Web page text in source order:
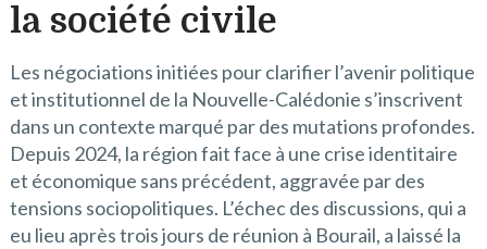
la société civile
Les négociations initiées pour clarifier l’avenir politique
et institutionnel de la Nouvelle-Calédonie s’inscrivent
dans un contexte marqué par des mutations profondes.
Depuis 2024, la région fait face à une crise identitaire
et économique sans précédent, aggravée par des
tensions sociopolitiques. L’échec des discussions, qui a
eu lieu après trois jours de réunion à Bourail, a laissé la